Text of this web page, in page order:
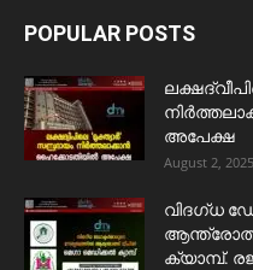
POPULAR POSTS
അപേക്ഷ
August 2, 2025
വിദഗ്ധ
ക്യാമ്പ്.